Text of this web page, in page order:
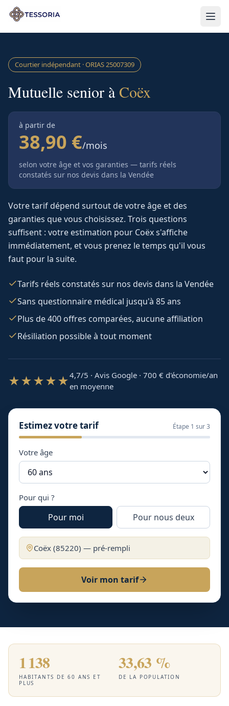
Aller au contenu principal
Courtier indépendant · ORIAS25007309
Mutuelle senior àCoëx
à partir de
38,90 €/mois
selon votre âge et vos garanties — tarifs réels
constatés sur nos devis dans la Vendée
Votre tarif dépend surtout de votre âge et des
garanties que vous choisissez. Trois questions
suffisent : votre estimation pour Coëxs'affiche
immédiatement, et vous prenez le temps qu'il vous
faut pour la suite.
Tarifs réels constatés sur nos devis dans la Vendée
Sans questionnaire médical jusqu'à 85 ans
Plus de 400 offres comparées, aucune affiliation
Résiliation possible à tout moment
★★★★★4,7/5 · Avis Google · 700 € d'économie/an
en moyenne
Estimez votre tarif Étape 1 sur 3
Votre âge
Pour qui ?
Pour moi Pour nous deux
Coëx (85220) — pré-rempli
Voir mon tarif
1 138
HABITANTS DE 60 ANS ET
PLUS
33,63 %
DE LA POPULATION